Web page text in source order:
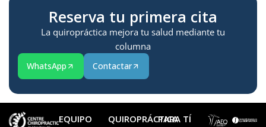
Reserva tu primera cita
La quiropráctica mejora tu salud mediante tu
columna
WhatsApp Contactar
EQUIPO QUIROPRÁCTICA
PARA TÍ